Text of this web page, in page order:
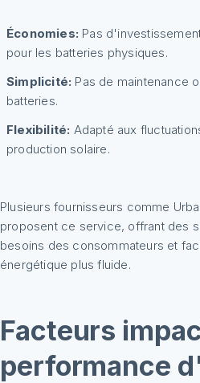
Économies: Pas
pour les batteries physiques.
Simplicité: Pas de maintenance
batteries.
Flexibilité: Adapté aux
production solaire.
Plusieurs fournisseurs comme
proposent ce service, offrant des
besoins des consommateurs et
énergétique plus fluide.
Facteurs
performance